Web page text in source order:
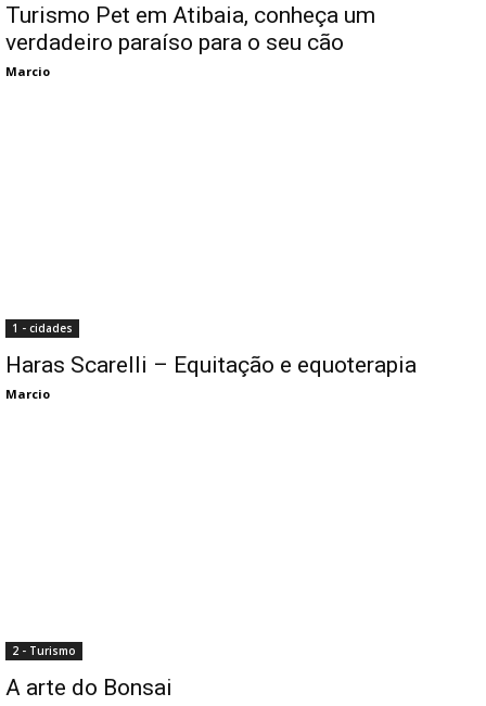
Turismo Pet em Atibaia, conheça um
verdadeiro paraíso para o seu cão
Marcio
1 - cidades
Haras Scarelli – Equitação e equoterapia
Marcio
2 - Turismo
A arte do Bonsai